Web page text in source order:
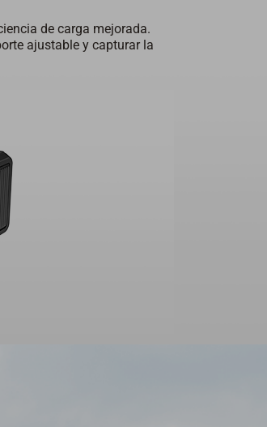
de carga mejorada.
ajustable y capturar la